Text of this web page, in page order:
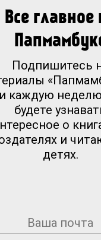
Все главное
Подпишитесь
и каждую
будете
о
и
детях.